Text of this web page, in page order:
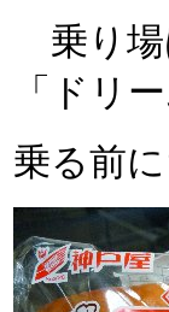
乗り場
「ドリ
乗る前